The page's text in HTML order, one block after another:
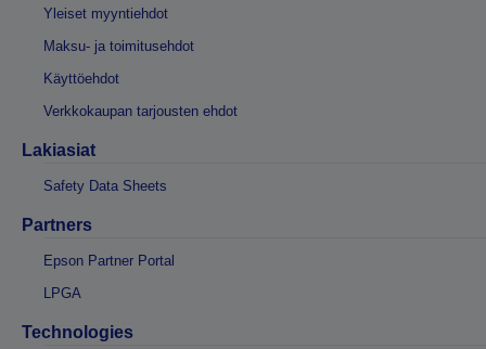
Yleiset myyntiehdot
Maksu- ja toimitusehdot
Käyttöehdot
Verkkokaupan tarjousten ehdot
Lakiasiat
Safety Data Sheets
Partners
Epson Partner Portal
LPGA
Technologies